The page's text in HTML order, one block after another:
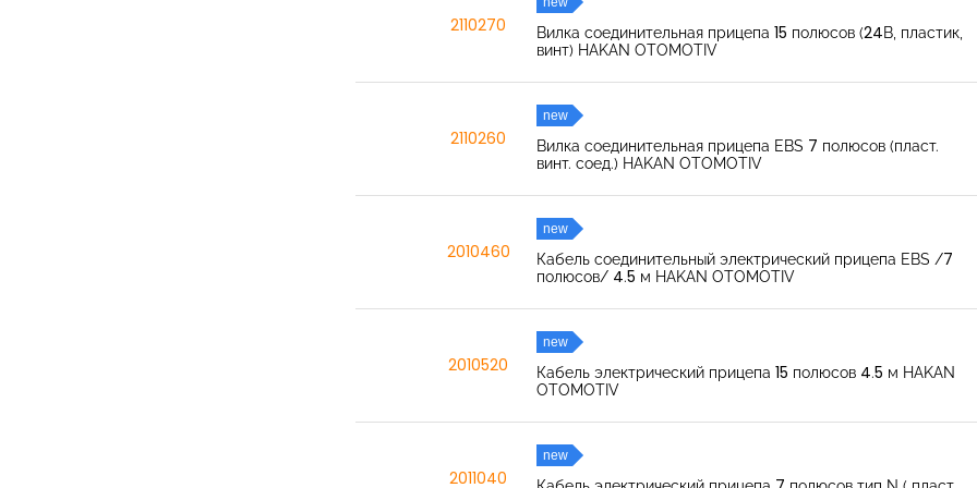
2110270
Вилка соединительная прицепа 15 полюсов (24В, пластик,
винт) HAKAN OTOMOTIV
2110260
new
Вилка соединительная прицепа EBS 7 полюсов (пласт.
винт. соед.) HAKAN OTOMOTIV
2010460
new
Кабель соединительный электрический прицепа EBS /7
полюсов/ 4.5 м HAKAN OTOMOTIV
2010520
new
Кабель электрический прицепа 15 полюсов 4.5 м HAKAN
OTOMOTIV
2011040
new